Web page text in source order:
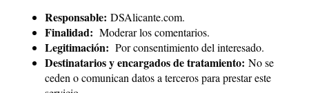
Responsable: DSAlicante.com.
Finalidad: Moderar los comentarios.
Legitimación: Por consentimiento del interesado.
Destinatarios y encargados de tratamiento: No se
ceden o comunican datos a terceros para prestar este